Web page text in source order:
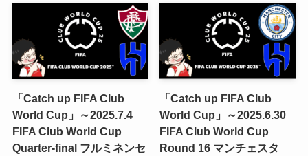
「Catch up FIFA Club
World Cup」～2025.7.4
FIFA Club World Cup
Quarter-final フルミネンセ
「Catch up FIFA Club
World Cup」～2025.6.30
FIFA Club World Cup
Round 16 マンチェスタ